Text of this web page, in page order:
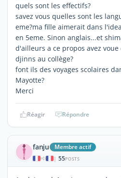
quels sont les effectifs?
savez vous quelles sont les
eme?ma fille aimerait dans
en 5eme. Sinon anglais...et
d'ailleurs a ce propos avez
djinns au collège?
font ils des voyages scolaires
Mayotte?
Merci
Réagir Répondre
fanju Membre actif
| 55POSTS